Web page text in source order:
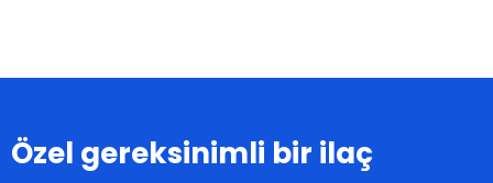
Özel gereksinimli bir ilaç